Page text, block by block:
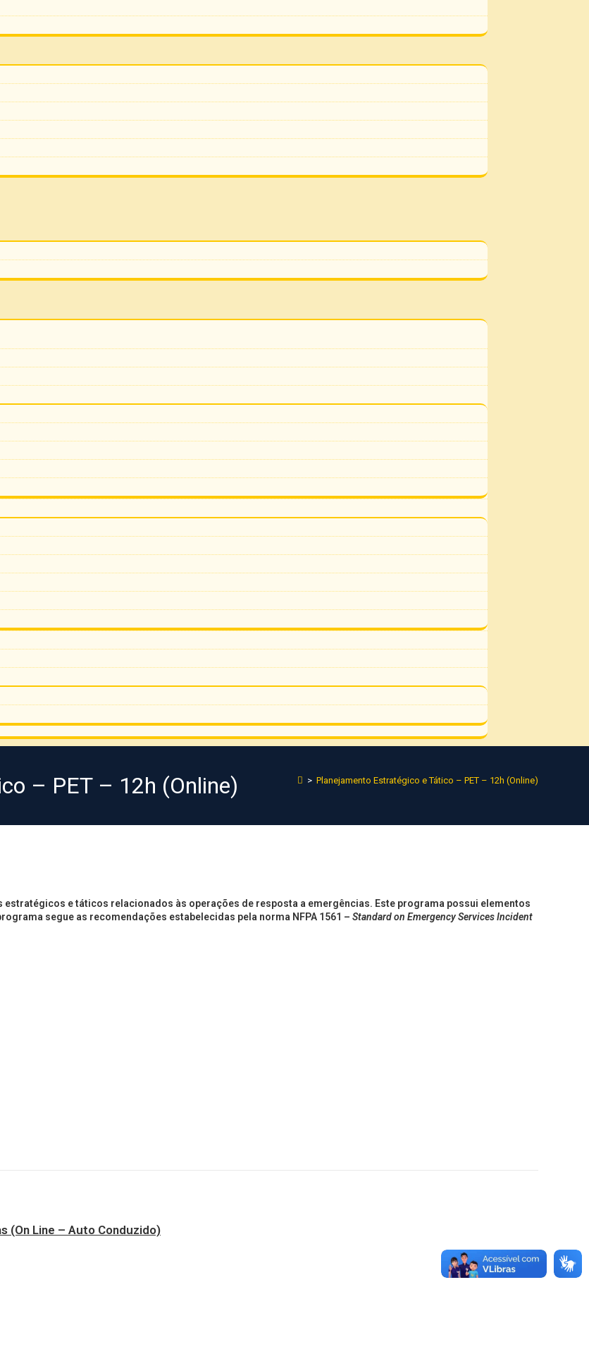
– PET – 12h (Online) > Planejamento Estratégico e Tático – PET – 12h (Online)
e táticos relacionados às operações de resposta a emergências. Este programa possui elementos
segue as recomendações estabelecidas pela norma NFPA 1561 – Standard on Emergency Services Incident
(On Line – Auto Conduzido)